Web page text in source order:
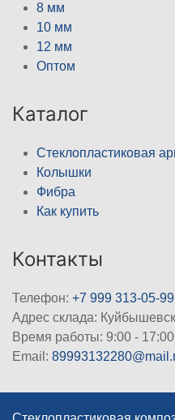
8 мм
10 мм
12 мм
Оптом
Каталог
Стеклопластиковая
Колышки
Фибра
Как купить
Контакты
Телефон: +7 999 313-05-99
Адрес склада:
Время работы: 9:00 - 17:00
Email: